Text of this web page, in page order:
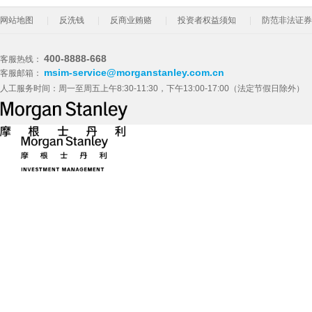
网站地图 反洗钱 反商业贿赂 投资者权益须知 防范非法证
客服热线： 400-8888-668
客服邮箱： msim-service@morganstanley.com.cn
人工服务时间：周一至周五上午8:30-11:30，下午13:00-17:00（法定节假日除外）